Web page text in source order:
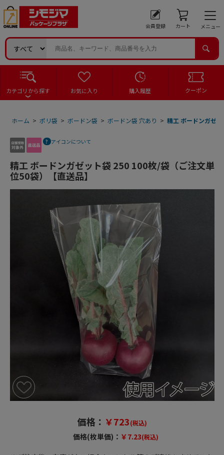
会員登録 カート メニュー
カテゴリから探す お気に入り 購入履歴 クーポン
ホーム > ポリ袋 > ボードン袋 > ボードン袋 穴あり > 精工 ボードンガゼ
アイコンについて
精工 ボードンガゼット袋 250 100枚/袋（ご注文単
位50袋）【直送品】
価格： ￥723(税込)
価格(枚単価)： ￥7.23(税込)